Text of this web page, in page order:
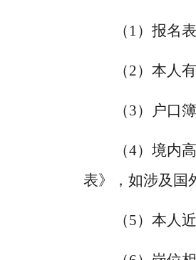
（ 1）报名
（2）本人
（3）户口
（4）境内
表》，如涉及国
（5）本人